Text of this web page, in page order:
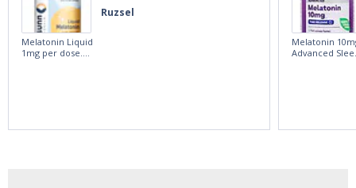
Ruzsel
Melatonin Liquid
1mg per dose.
Melatonin
Advanced